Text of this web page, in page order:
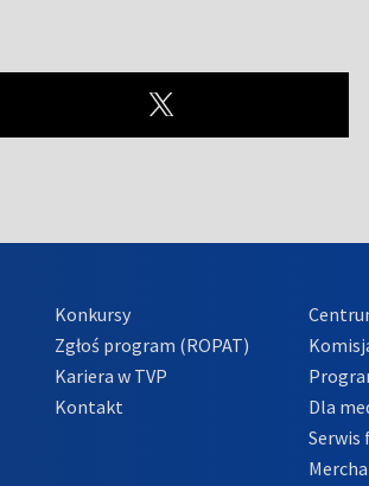
Konkursy
Zgłoś program (ROPAT)
Kariera w TVP
Kontakt
Dla